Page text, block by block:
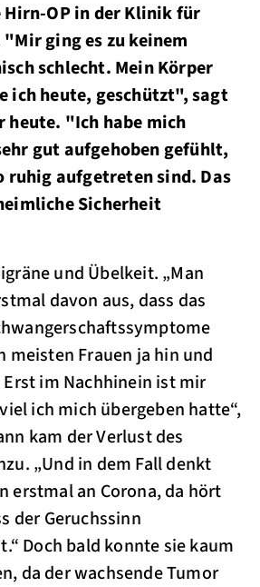
OP in der Klinik für
ging es zu keinem
schlecht. Mein Körper
ich heute, geschützt", sagt
heute. "Ich habe mich
gut aufgehoben gefühlt,
ruhig aufgetreten sind. Das
Sicherheit
und Übelkeit. „Man
davon aus, dass das
meisten Frauen ja hin und
im Nachhinein ist mir
ich mich übergeben hatte“,
kam der Verlust des
„Und in dem Fall denkt
erstmal an Corona, da hört
der Geruchssinn
Doch bald konnte sie kaum
da der wachsende Tumor